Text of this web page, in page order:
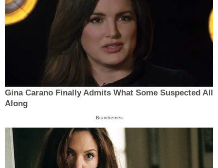
Gina Carano Finally Admits What Some Suspected All
Along
Brainberries